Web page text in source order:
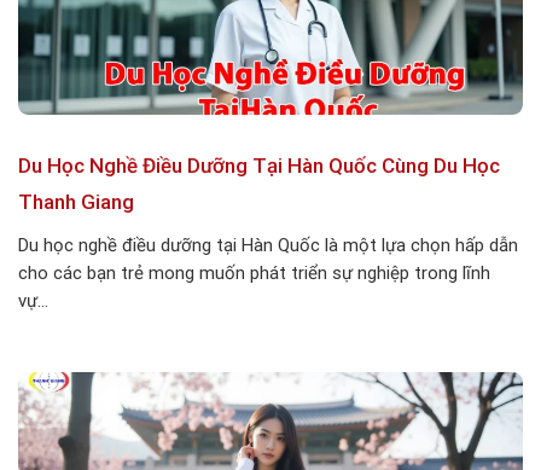
Du Học Nghề Điều Dưỡng Tại Hàn Quốc Cùng Du Học
Thanh Giang
Du học nghề điều dưỡng tại Hàn Quốc là một lựa chọn hấp dẫn
cho các bạn trẻ mong muốn phát triển sự nghiệp trong lĩnh
vự...